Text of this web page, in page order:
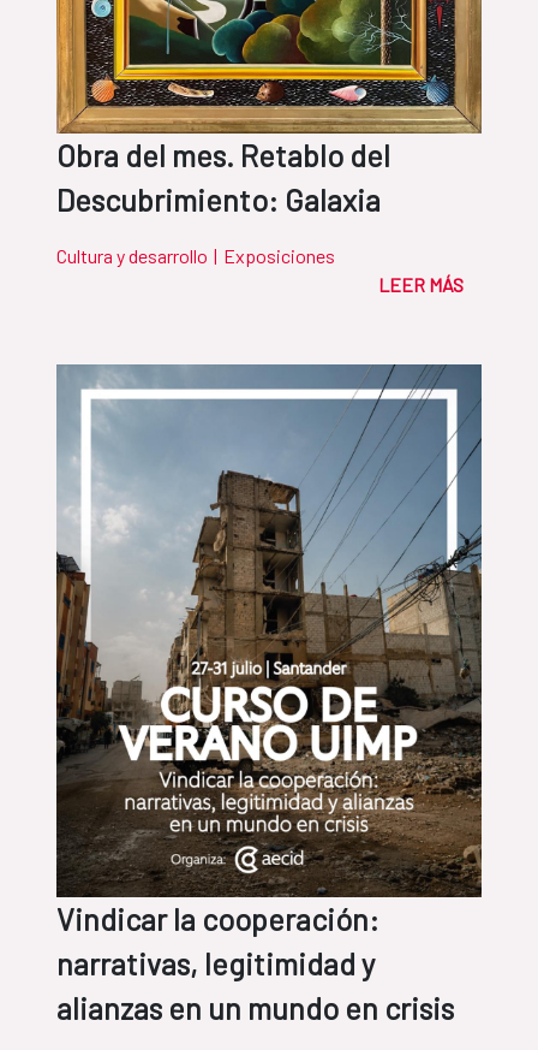
Obra del mes. Retablo del
Descubrimiento: Galaxia
Cultura y desarrollo | Exposiciones
LEER MÁS
Vindicar la cooperación:
narrativas, legitimidad y
alianzas en un mundo en crisis